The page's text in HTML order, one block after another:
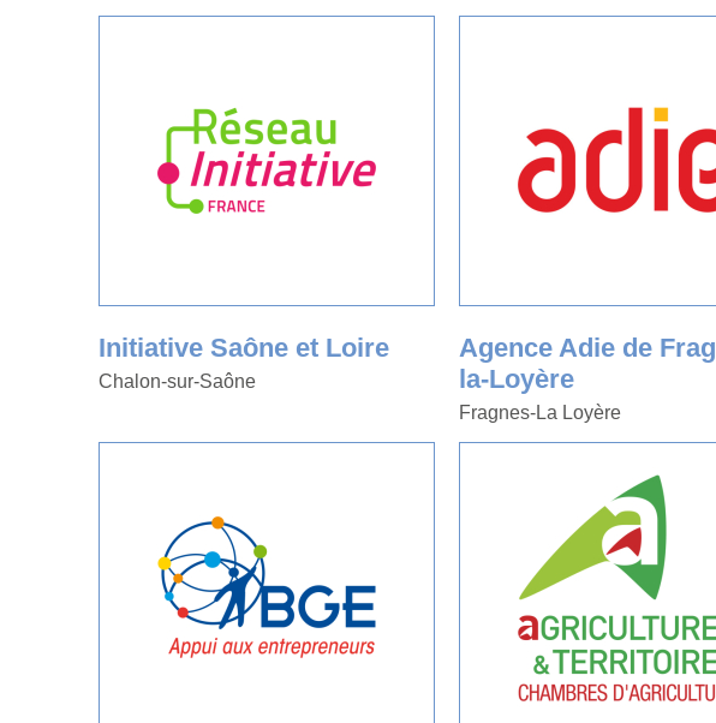
Initiative Saône et Loire
Chalon-sur-Saône
Agence Adie de
la-Loyère
Fragnes-La Loyère